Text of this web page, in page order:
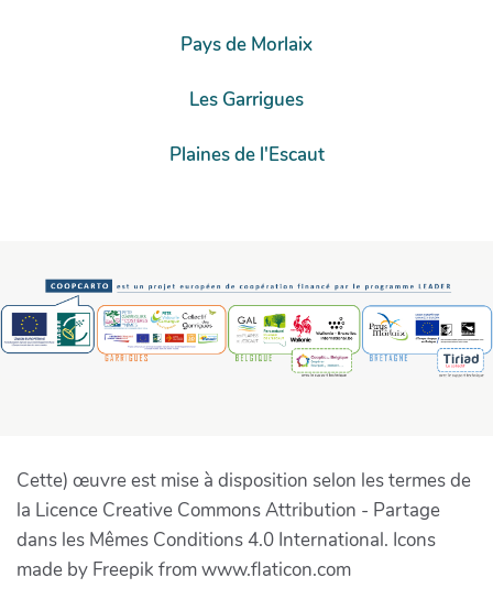
Pays de Morlaix
Les Garrigues
Plaines de l'Escaut
Cette) œuvre est mise à disposition selon les termes de
la Licence Creative Commons Attribution - Partage
dans les Mêmes Conditions 4.0 International. Icons
made by Freepik from www.flaticon.com